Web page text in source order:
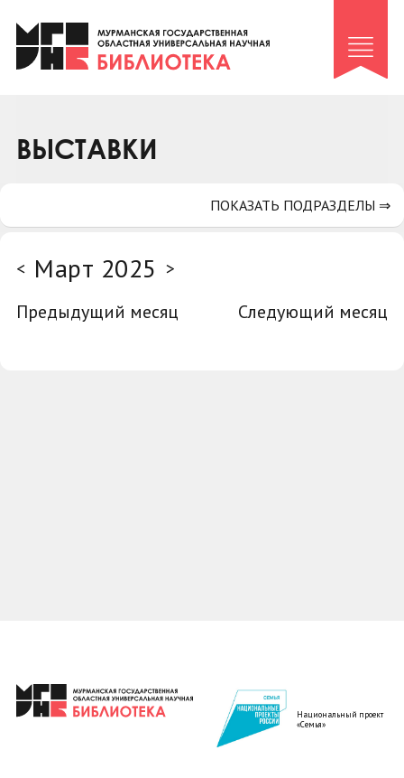
Клуб «Гиря и сельдерей»
Клуб «Семейный архив»
Коллегам
ВЫСТАВКИ
< Март 2025 >
Предыдущий месяц
Следующий месяц
ПОКАЗАТЬ ПОДРАЗДЕЛЫ ⇒
Национальный проект
«Семья»